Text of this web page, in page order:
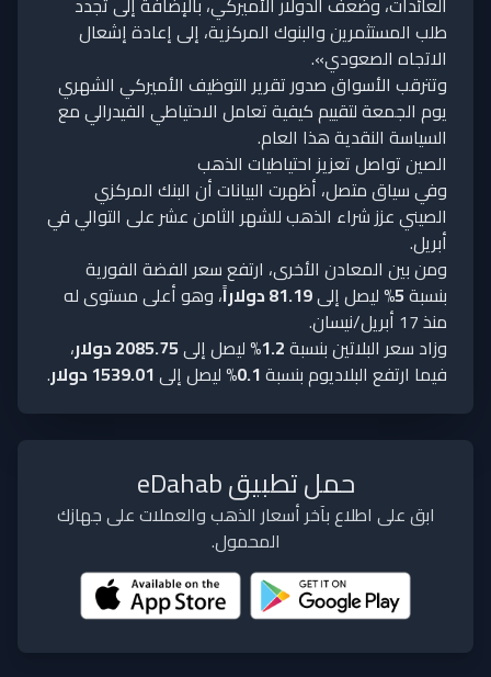
طلب المستثمرين والبنوك المركزية، إلى إعادة إشعال
الاتجاه الصعودي».
وتترقب الأسواق صدور تقرير التوظيف الأميركي الشهري
يوم الجمعة لتقييم كيفية تعامل الاحتياطي الفيدرالي مع
السياسة النقدية هذا العام.
الصين تواصل تعزيز احتياطيات الذهب
وفي سياق متصل، أظهرت البيانات أن البنك المركزي
الصيني عزز شراء الذهب للشهر الثامن عشر على التوالي في
أبريل.
ومن بين المعادن الأخرى، ارتفع سعر الفضة الفورية
بنسبة5% ليصل إلى81.19 دولاراً
، وهو أعلى مستوى له
منذ 17 أبريل/نيسان.
وزاد سعر البلاتين بنسبة1.2% ليصل إلى2085.75 دولار
،
فيما ارتفع البلاديوم بنسبة0.1% ليصل إلى1539.01 دولار .
حمل تطبيق eDahab
ابق على اطلاع بآخر أسعار الذهب والعملات على جهازك
المحمول.